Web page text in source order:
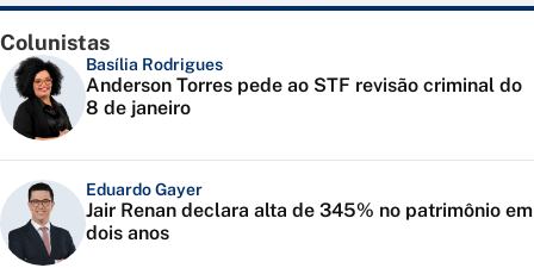
Colunistas
Basília Rodrigues
Anderson Torres pede ao STF revisão criminal do
8 de janeiro
Eduardo Gayer
Jair Renan declara alta de 345% no patrimônio em
dois anos